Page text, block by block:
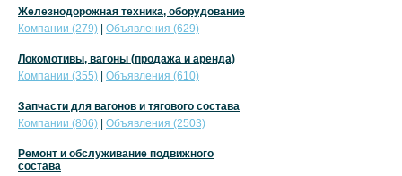
Железнодорожная техника, оборудование
Компании (279)
Объявления (629)
Локомотивы, вагоны (продажа и аренда)
Компании (355)
Объявления (610)
Запчасти для вагонов и тягового состава
Компании (806)
Объявления (2503)
Ремонт и обслуживание подвижного
состава